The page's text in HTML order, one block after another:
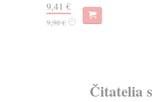
9,41 €
9,90 € ?
Čitatelia